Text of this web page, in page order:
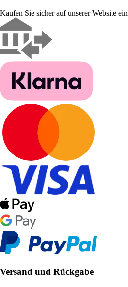
Kaufen Sie sicher auf unserer Website ein
Versand und Rückgabe